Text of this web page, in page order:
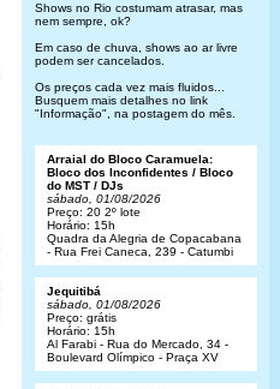
Shows no Rio costumam atrasar, mas
nem sempre, ok?
Em caso de chuva, shows ao ar livre
podem ser cancelados.
Os preços cada vez mais fluidos...
Busquem mais detalhes no link
"Informação", na postagem do mês.
Arraial do Bloco Caramuela:
Bloco dos Inconfidentes / Bloco
do MST / DJs
sábado, 01/08/2026
Preço: 20 2º lote
Horário: 15h
Quadra da Alegria de Copacabana
- Rua Frei Caneca, 239 - Catumbi
Jequitibá
sábado, 01/08/2026
Preço: grátis
Horário: 15h
Al Farabi - Rua do Mercado, 34 -
Boulevard Olímpico - Praça XV